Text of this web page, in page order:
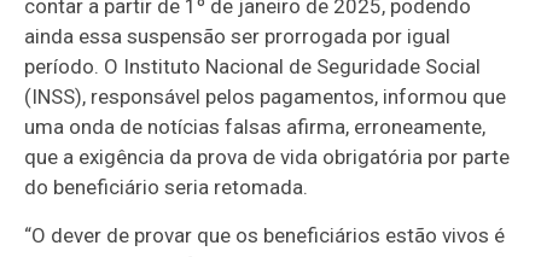
contar a partir de 1º de janeiro de 2025, podendo
ainda essa suspensão ser prorrogada por igual
período. O Instituto Nacional de Seguridade Social
(INSS), responsável pelos pagamentos, informou que
uma onda de notícias falsas afirma, erroneamente,
que a exigência da prova de vida obrigatória por parte
do beneficiário seria retomada.
“O dever de provar que os beneficiários estão vivos é